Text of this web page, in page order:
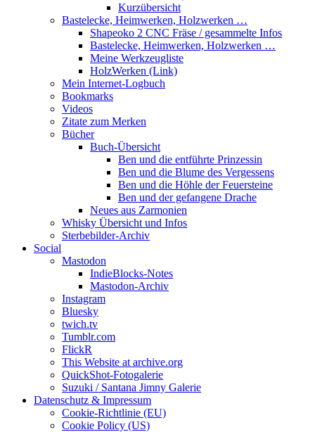
Kurzübersicht
Bastelecke, Heimwerken, Holzwerken …
Shapeoko 2 CNC Fräse / gesammelte Infos
Bastelecke, Heimwerken, Holzwerken …
Meine Werkzeugliste
HolzWerken (Link)
Mein Internet-Logbuch
Bookmarks
Videos
Zitate zum Merken
Bücher
Buch-Übersicht
Ben und die entführte Prinzessin
Ben und die Blume des Vergessens
Ben und die Höhle der Feuersteine
Ben und der gefangene Drache
Neues aus Zarmonien
Whisky Übersicht und Infos
Sterbebilder-Archiv
Social
Mastodon
IndieBlocks-Notes
Mastodon-Archiv
Instagram
Bluesky
twich.tv
Tumblr.com
FlickR
This Website at archive.org
QuickShot-Fotogalerie
Suzuki / Santana Jimny Galerie
Datenschutz & Impressum
Cookie-Richtlinie (EU)
Cookie Policy (US)